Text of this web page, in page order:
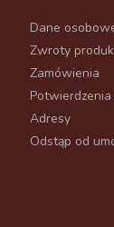
Dane
Zwroty
Zamówienia
Adresy
Odstąp od